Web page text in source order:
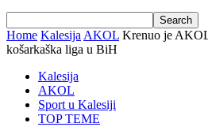
Home Kalesija AKOL Krenuo je
košarkaška liga u BiH
Kalesija
AKOL
Sport u Kalesiji
TOP TEME